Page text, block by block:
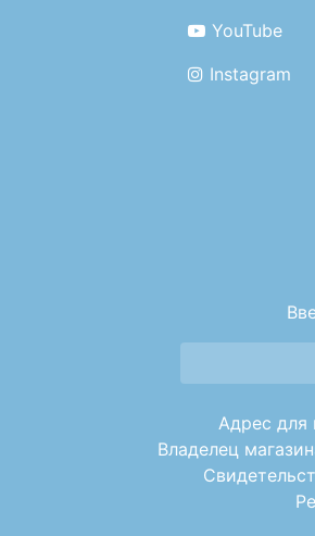
YouTube
Instagram
Адрес для
Владелец